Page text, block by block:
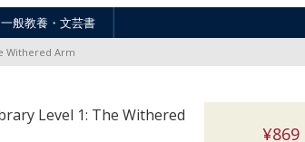
一般教養・文芸書
Withered Arm
Level 1: The Withered
¥869